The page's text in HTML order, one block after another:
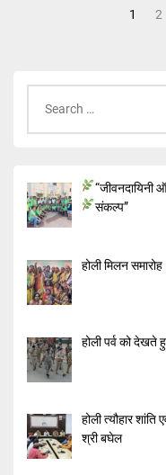
1 2
for:
“जीवनदायिनी
संकल्प”
होली मिलन
होली पर्व को देखते
होली त्यौहार
श्री बघेल